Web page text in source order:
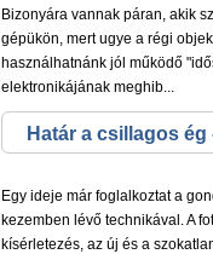
Bizonyára vannak páran, akik
gépükön, mert ugye a régi
használhatnánk jól működő
elektronikájának meghib...
Határ a csillagos
Egy ideje már foglalkoztat a
kezemben lévő technikával. A
kísérletezés, az új és a